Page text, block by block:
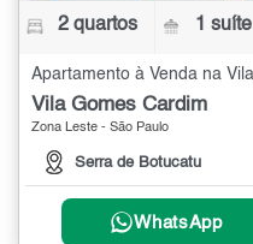
2 quartos 1 suíte
Vila Gomes Cardim
Zona Leste - São Paulo
Serra de Botucatu
WhatsApp